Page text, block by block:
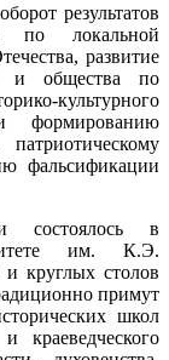
результатов
по локальной
развитие
и общества по
культурного
формированию
фальсификации
состоялось в
им. К.Э.
круглых столов
примут
школ
краеведческого